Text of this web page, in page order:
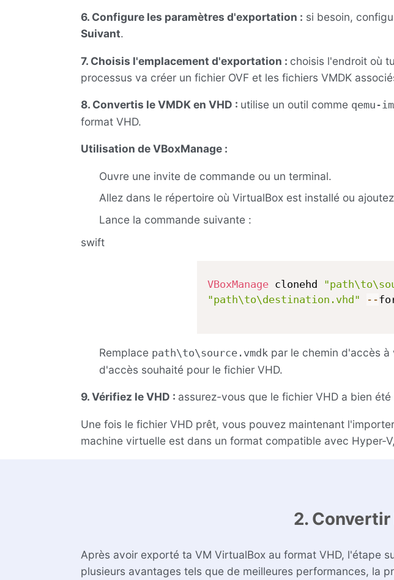
6. Configure les paramètres d'exportation : si besoin,
Suivant.
7. Choisis l'emplacement d'exportation : choisis l'endroit où
processus va créer un fichier OVF et les fichiers VMDK
8. Convertis le VMDK en VHD : utilise un outil comme qemu-
format VHD.
Utilisation de VBoxManage :
Ouvre une invite de commande ou un terminal.
Allez dans le répertoire où VirtualBox est installé ou
Lance la commande suivante :
swift
VBoxManage clonehd
"path\to\destination.vhd"
--
Remplace path\to\source.vmdk par le chemin d'accès
d'accès souhaité pour le fichier VHD.
9. Vérifiez le VHD : assurez-vous que le fichier VHD a bien
Une fois le fichier VHD prêt, vous pouvez maintenant
machine virtuelle est dans un format compatible avec Hyper-
2. Convertir
Après avoir exporté ta VM VirtualBox au format VHD, l'étape
plusieurs avantages tels que de meilleures performances, la